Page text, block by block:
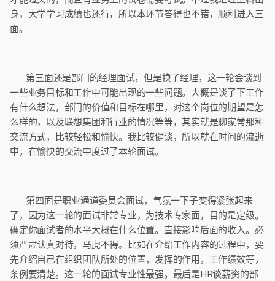
身，大学学习成绩也还行，所以本环节答得也不错，顺利进入三
面。
第三面还是部门的经理面试，但是换了经理，这一轮会谈到
一些业务目标和工作中可能出现的一些问题。大概是谈了下工作
有什么想法，部门的价值和目标在哪里，对这个岗位的期望是怎
么样的，以及联想集团和行业的情况等等，其实就是聊家常那种
交流方式，比较轻松和愉快。我比较健谈，所以就在时间的流逝
中，在愉快的交流中度过了本轮面试。
第四面是职业通道委员会面试，气氛一下子变得紧张起来
了，因为这一轮的面试非常专业，为技术专家面，目的是定级。
确定你面试者的水平大概在什么位置。直接影响后面的收入。必
须严肃认真对待，马虎不得。比如在介绍工作内容的过程中，要
先介绍自己在组织团队所处的位置，发挥的作用，工作绩效等，
条例要清楚。这一轮的面试专业性最强。最后是HR谈薪资的部